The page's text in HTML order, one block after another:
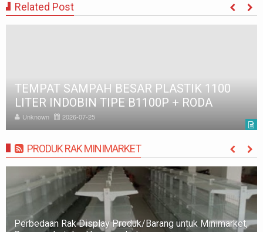
Related Post
TONG SAMPAH BESAR PLASTIK 120 LITER
GREEN LEAF BIO DUSTBIN TIPE 2012
Unknown 2026-07-28
PRODUK RAK MINIMARKET MORE
Rak Minimarket: Pengertian, Jenis, Fungsi, dan Tips